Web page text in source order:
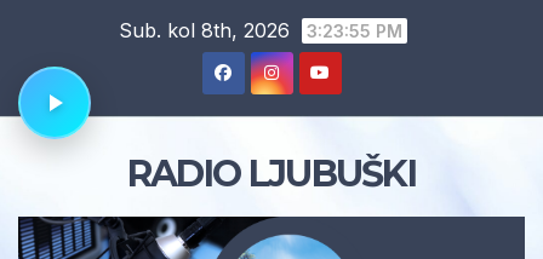
content
Sub. kol 8th, 2026 3:23:56 PM
RADIO LJUBUŠKI